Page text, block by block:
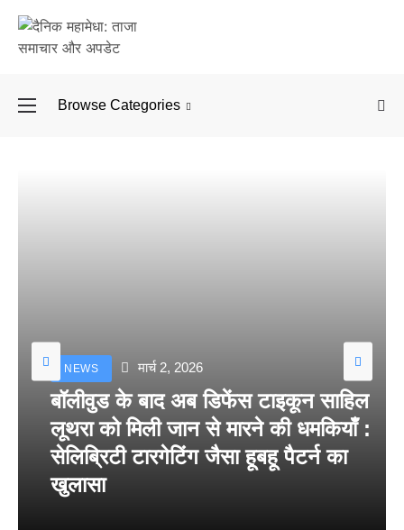
Browse Categories
NEWS मार्च 2, 2026
बॉलीवुड के बाद अब डिफेंस टाइकून साहिल
लूथरा को मिली जान से मारने की धमकियाँ :
सेलिब्रिटी टारगेटिंग जैसा हूबहू पैटर्न का
खुलासा